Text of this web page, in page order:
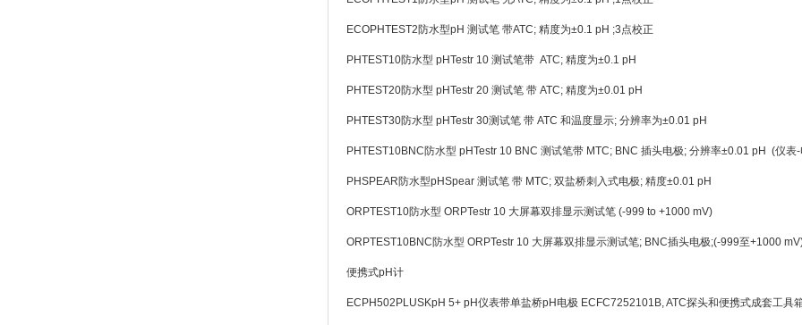
ECOPHTEST2防水型pH 测试笔 带ATC; 精度为±0.1 pH ;3点校正
PHTEST10防水型 pHTestr 10 测试笔带 ATC; 精度为±0.1 pH
PHTEST20防水型 pHTestr 20 测试笔 带 ATC; 精度为±0.01 pH
PHTEST30防水型 pHTestr 30测试笔 带 ATC 和温度显示; 分辨率为±0.01 pH
PHTEST10BNC防水型 pHTestr 10 BNC 测试笔带 MTC; BNC 插头电极; 分辨率±0.01 pH (仪表
PHSPEAR防水型pHSpear 测试笔 带 MTC; 双盐桥刺入式电极; 精度±0.01 pH
ORPTEST10防水型 ORPTestr 10 大屏幕双排显示测试笔 (-999 to +1000 mV)
ORPTEST10BNC防水型 ORPTestr 10 大屏幕双排显示测试笔; BNC插头电极;(-999至+1000
便携式pH计
ECPH502PLUSKpH 5+ pH仪表带单盐桥pH电极 ECFC7252101B, ATC探头和便携式成套工具